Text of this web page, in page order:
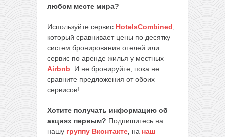
любом месте мира?
Используйте сервис HotelsCombined
который сравнивает цены по десятку
систем бронирования отелей или
сервис по аренде жилья у местных
Airbnb . И не бронируйте, пока не
сравните предложения от обоих
сервисов!
Хотите получать информацию об
акциях первым? Подпишитесь на
нашу группу Вконтакте, на наш